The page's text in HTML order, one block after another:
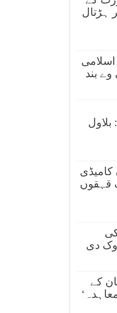
ہڑتال
بند
بلاول
کامیڈی
قہقوں
دی
کے